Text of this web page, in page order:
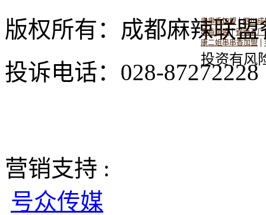
串串香加盟 |四川成
串香加盟|钢管五厂
康二姐串串香加盟|
投资有风
版权所有：成都麻辣联
投诉电话：028-
营销支持 :
号众传媒